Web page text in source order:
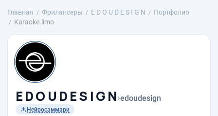
Главная Фрилансеры E D O U D E S I G N
Портфолио
Karaoke.limo
E D O U D E S I G N›edoudesign
Нейросаммари